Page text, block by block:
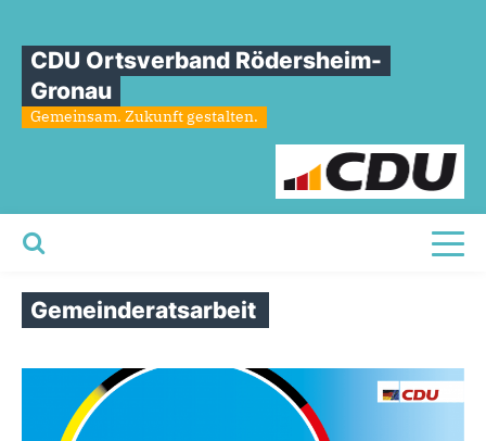
CDU Ortsverband Rödersheim-
Gronau
Gemeinsam. Zukunft gestalten.
Gemeinderatsarbeit